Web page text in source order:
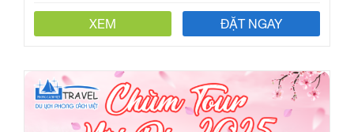
XEM ĐẶT NGAY